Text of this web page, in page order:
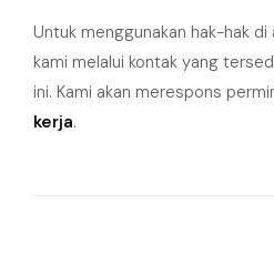
Untuk menggunakan hak-hak di
kami melalui kontak yang
ini. Kami akan merespons
kerja.